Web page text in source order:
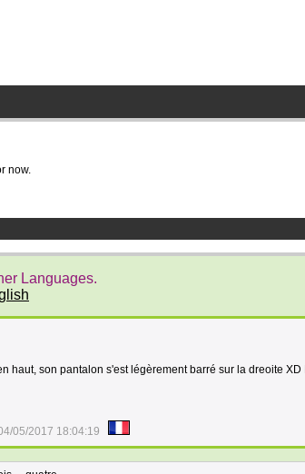
now.
Languages.
haut, son pantalon s'est légèrement barré sur la dreoite
05/2017 18:04:19